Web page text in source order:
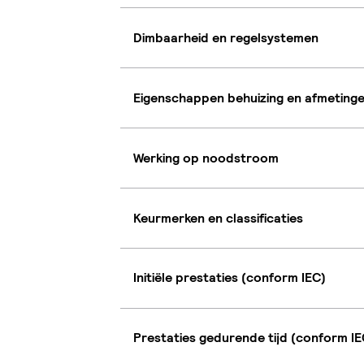
Dimbaarheid en regelsystemen
Eigenschappen behuizing en
Werking op noodstroom
Keurmerken en classificaties
Initiële prestaties (conform IEC)
Prestaties gedurende tijd (conform